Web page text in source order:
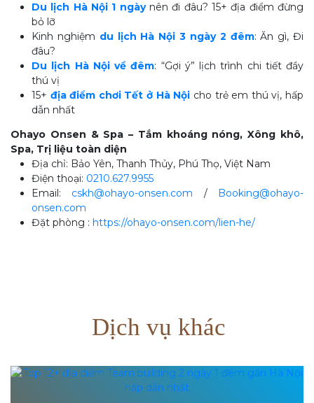
Du lịch Hà Nội 1 ngàynên đi đâu? 15+ địa điểm đừng
bỏ lỡ
Kinh nghiệm du lịch Hà Nội 3 ngày 2 đêm: Ăn gì, Đi
đâu?
Du lịch Hà Nội về đêm: “Gợi ý” lịch trình chi tiết đầy
thú vị
15+ địa điểm chơi Tết ở Hà Nội cho trẻ em thú vị, hấp
dẫn nhất
Ohayo Onsen & Spa – Tắm khoáng nóng, Xông khô,
Spa, Trị liệu toàn diện
Địa chỉ: Bảo Yên, Thanh Thủy, Phú Thọ, Việt Nam
Điện thoại: 0210.627.9955
Email: cskh@ohayo-onsen.com / Booking@ohayo-
onsen.com
Đặt phòng : https://ohayo-onsen.com/lien-he/
Dịch vụ khác